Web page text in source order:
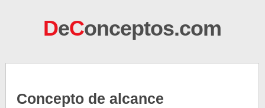
DeConceptos.com
Concepto de alcance